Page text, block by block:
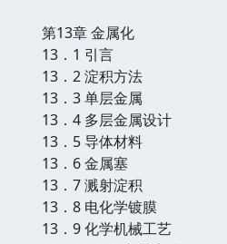
第13章 金属化
13．1 引言
13．2 淀积方法
13．3 单层金属
13．4 多层金属设计
13．5 导体材料
13．6 金属塞
13．7 溅射淀积
13．8 电化学镀膜
13．9 化学机械工艺